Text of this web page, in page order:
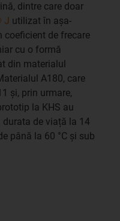
dintre care doar
J utilizat în așa-
coeficient de frecare
cu o formă
din materialul
A180, care
și, prin urmare,
la KHS au
de viață la 14
până la 60 °C și sub